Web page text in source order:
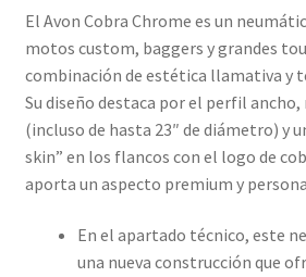
El Avon Cobra Chrome es un
motos custom, baggers y grandes
combinación de estética llamativa y
Su diseño destaca por el perfil ancho,
(incluso de hasta 23″ de diámetro) y
skin” en los flancos con el logo de
aporta un aspecto premium y
En el apartado técnico, este
una nueva construcción que